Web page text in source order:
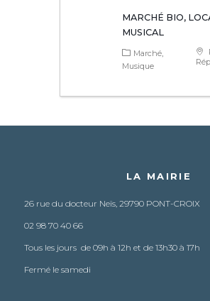
MARCHÉ BIO,
MUSICAL
Marché
Musique
LA MAIRIE
26 rue du docteur Neïs, 29790 PONT-CROIX
02 98 70 40 66
Tous les jours de 09h à 12h et de 13h30 à 17h
Fermé le samedi